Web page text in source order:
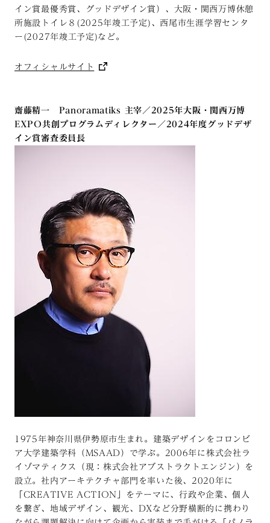
イン賞最優秀賞、グッドデザイン賞）、大阪・関西万博休憩
所施設トイレ８(2025年竣工予定)、西尾市生涯学習センタ
ー(2027年竣工予定)など。
オフィシャルサイト
齋藤精一 Panoramatiks 主宰／2025年大阪・関西万博
EXPO共創プログラムディレクター／2024年度グッドデザ
イン賞審査委員長
1975年神奈川県伊勢原市生まれ。建築デザインをコロンビ
ア大学建築学科（MSAAD）で学ぶ。2006年に株式会社ラ
イゾマティクス（現：株式会社アブストラクトエンジン）を
設立。社内アーキテクチャ部門を率いた後、2020年に
「CREATIVE ACTION」をテーマに、行政や企業、個人
を繋ぎ、地域デザイン、観光、DXなど分野横断的に携わり